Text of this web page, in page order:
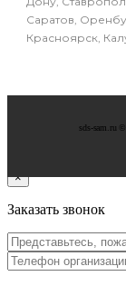
Саратов,
Красноярск,
sds-sam.ru ©
×
Заказать звонок